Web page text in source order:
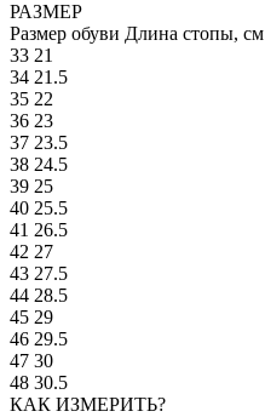
РАЗМЕР
Размер обуви Длина стопы, см
33 21
34 21.5
35 22
36 23
37 23.5
38 24.5
39 25
40 25.5
41 26.5
42 27
43 27.5
44 28.5
45 29
46 29.5
47 30
48 30.5
КАК ИЗМЕРИТЬ?